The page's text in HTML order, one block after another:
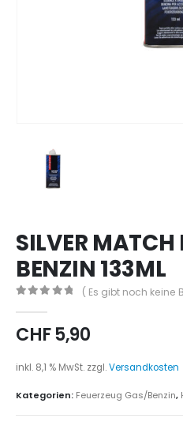
SILVER MATCH
BENZIN 133ML
( Es gibt noch keine
CHF5,90
inkl. 8,1 % MwSt. zzgl.Versandkosten
Kategorien: Feuerzeug Gas/Benzin,